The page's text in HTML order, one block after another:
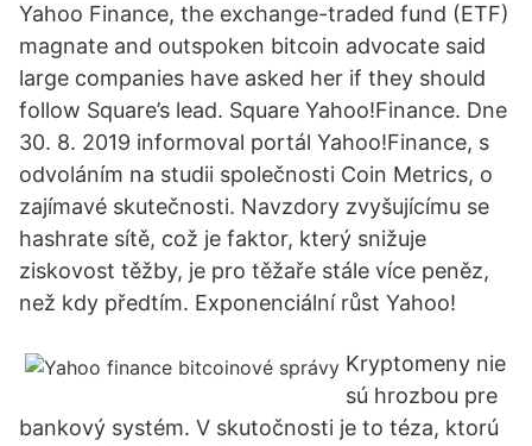
Yahoo Finance, the exchange-traded fund (ETF)
magnate and outspoken bitcoin advocate said
large companies have asked her if they should
follow Square’s lead. Square Yahoo!Finance. Dne
30. 8. 2019 informoval portál Yahoo!Finance, s
odvoláním na studii společnosti Coin Metrics, o
zajímavé skutečnosti. Navzdory zvyšujícímu se
hashrate sítě, což je faktor, který snižuje
ziskovost těžby, je pro těžaře stále více peněz,
než kdy předtím. Exponenciální růst Yahoo!
Kryptomeny nie
sú hrozbou pre
bankový systém. V skutočnosti je to téza, ktorú